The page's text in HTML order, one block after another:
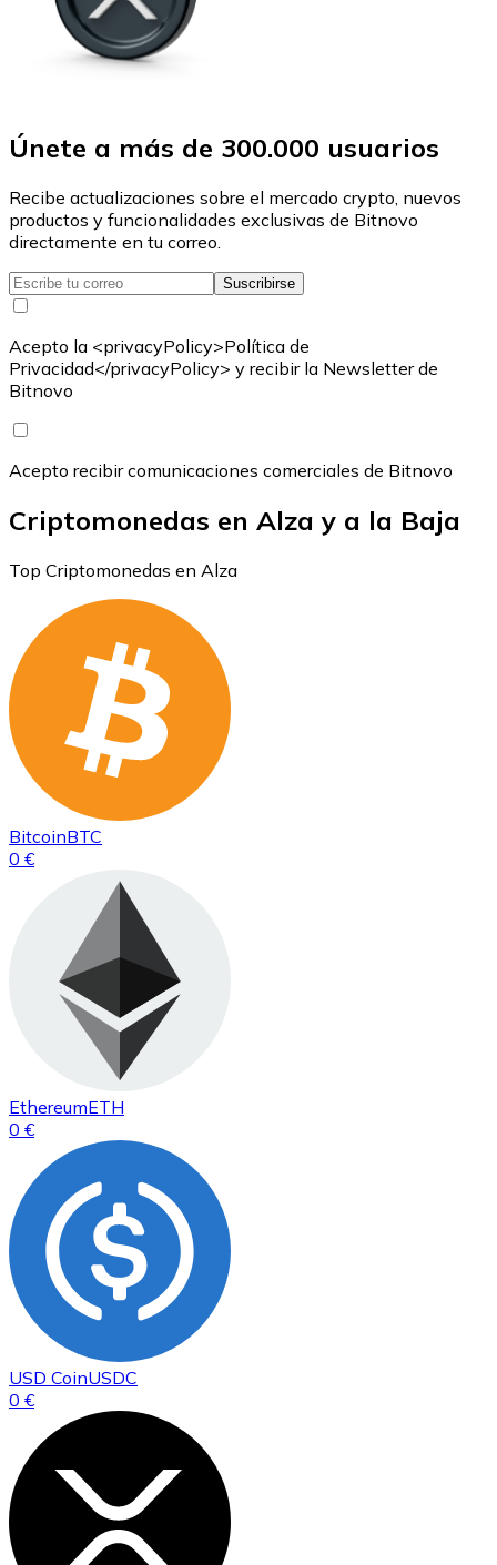
Únete a más de 300.000 usuarios
Recibe actualizaciones sobre el mercado crypto, nuevos
productos y funcionalidades exclusivas de Bitnovo
directamente en tu correo.
Suscribirse
Acepto la <privacyPolicy>Política de
Privacidad</privacyPolicy> y recibir la Newsletter de
Bitnovo
Acepto recibir comunicaciones comerciales de Bitnovo
Criptomonedas en Alza y a la Baja
Top Criptomonedas en Alza
BitcoinBTC
0 €
EthereumETH
0 €
USD CoinUSDC
0 €